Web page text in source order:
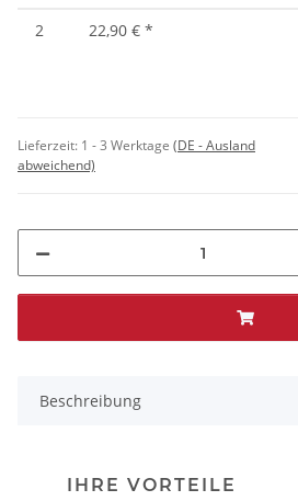
2 22,90 € *
Lieferzeit: 1 - 3 Werktage (DE - Ausland
abweichend)
Beschreibung
IHRE VORTEILE